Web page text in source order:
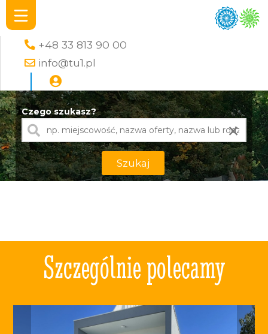
+48 33 813 90 00
info@tu1.pl
Czego szukasz?
×
Szukaj
Szczególnie polecamy